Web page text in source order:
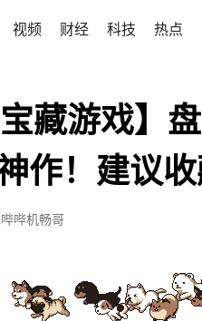
视频 财经 科技 热点
宝藏游戏】
作！建议收
哔机畅哥